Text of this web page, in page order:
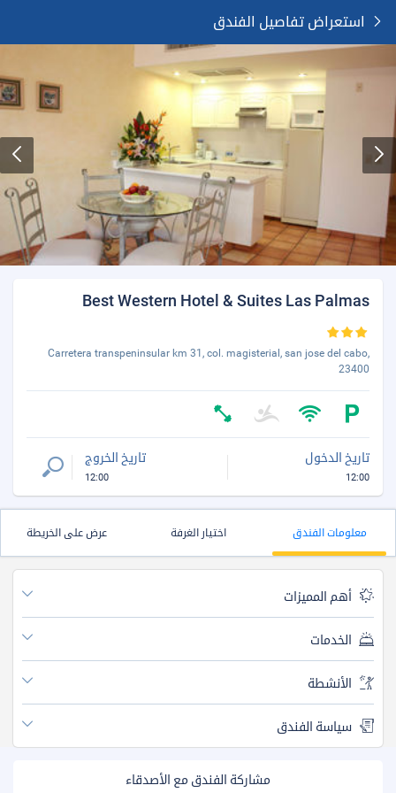
استعراض تفاصيل الفندق
Best Western Hotel & Suites Las Palmas
Carretera transpeninsular km 31, col. magisterial, san jose del cabo,
23400
تاريخ الدخول
12:00
تاريخ الخروج
12:00
معلومات الفندق اختيار الغرفة عرض على الخريطة
أهم المميزات
الخدمات
الأنشطة
سياسة الفندق
مشاركة الفندق مع الأصدقاء